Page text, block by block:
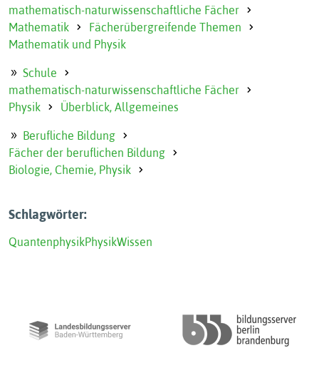
mathematisch-naturwissenschaftliche Fächer
Mathematik
Fächerübergreifende Themen
Mathematik und Physik
Schule
mathematisch-naturwissenschaftliche Fächer
Physik
Überblick, Allgemeines
Berufliche Bildung
Fächer der beruflichen Bildung
Biologie, Chemie, Physik
Schlagwörter:
QuantenphysikPhysikWissen